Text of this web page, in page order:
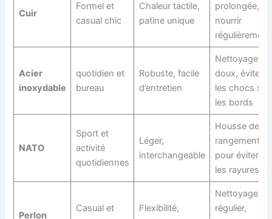
Cuir
Formel et
casual chic
Chaleur tactile,
patine unique
prolongée,
nourrir
régulièrement
Acier
inoxydable
quotidien et
bureau
Robuste, facile
d’entretien
Nettoyage
doux, éviter
les chocs sur
les bords
NATO
Sport et
activité
quotidiennes
Léger,
interchangeable
Housse de
rangement
pour éviter
les rayures
Perlon
Casual et
Flexibilité,
Nettoyage
régulier,